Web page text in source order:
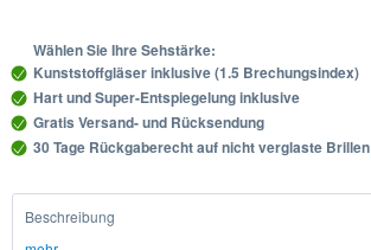
Wählen Sie Ihre Sehstärke:
Kunststoffgläser inklusive (1.5 Brechungsindex)
Hart und Super-Entspiegelung inklusive
Gratis Versand- und Rücksendung
30 Tage Rückgaberecht auf nicht verglaste Brillen
Beschreibung